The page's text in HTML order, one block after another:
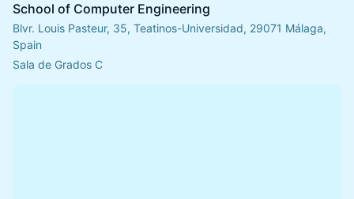
School of Computer Engineering
Blvr. Louis Pasteur, 35, Teatinos-Universidad, 29071 Málaga,
Spain
Sala de Grados C